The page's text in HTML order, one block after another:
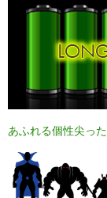
あふれる個性尖っ